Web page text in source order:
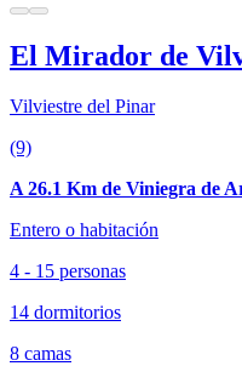
El Mirador de
Vilviestre del Pinar
(9)
A 26.1 Km de Viniegra de
Entero o habitación
4 - 15 personas
14 dormitorios
8 camas